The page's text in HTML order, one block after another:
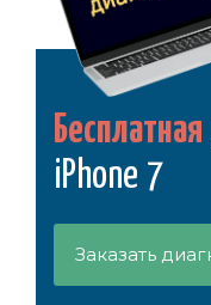
Бесплатная
iPhone 7
Заказать